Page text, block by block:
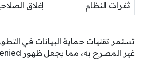
ثغرات النظام إغلاق
تستمر تقنيات حماية البيانات في